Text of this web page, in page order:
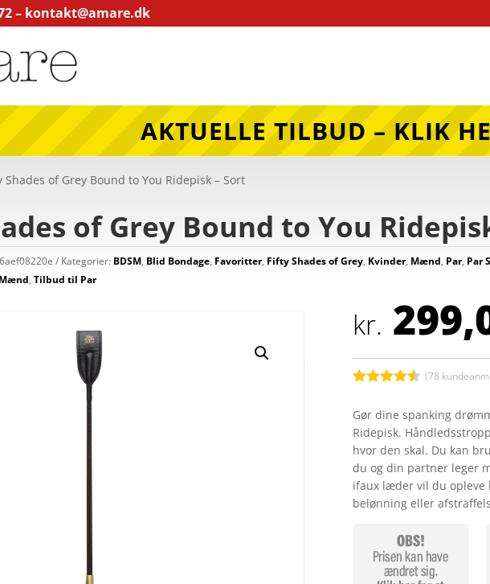
– kontakt@amare.dk
AKTUELLE TILBUD – KLIK
Shades of Grey Bound to You Ridepisk – Sort
of Grey Bound to You
Kategorier: BDSM, Blid Bondage, Favoritter, Fifty Shades of Grey, Kvinder, Mænd, Par, Par
,Tilbud til Par
kr.
ud af 5
baseret
på
kundebedø
mmelser
(78
Gør dine spanking
Ridepisk.
hvor den skal. Du kan
du og din partner leger
ifaux læder vil du
belønning eller